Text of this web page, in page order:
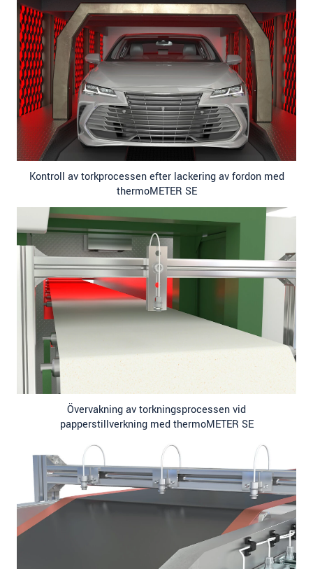
Kontroll av torkprocessen efter lackering av fordon med
thermoMETER SE
Övervakning av torkningsprocessen vid
papperstillverkning med thermoMETER SE